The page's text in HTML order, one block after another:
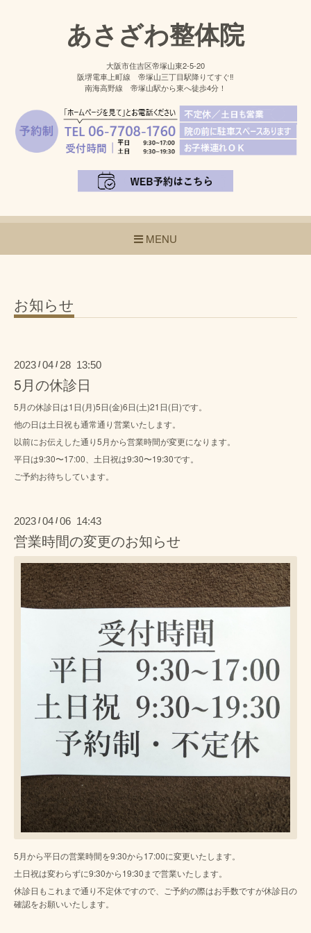
あさざわ整体院
大阪市住吉区帝塚山東2-5-20
阪堺電車上町線 帝塚山三丁目駅降りてすぐ‼
南海高野線 帝塚山駅から東へ徒歩4分！
MENU
お知らせ
2023 / 04 / 28 13:50
5月の休診日
5月の休診日は1日(月)5日(金)6日(土)21日(日)です。
他の日は土日祝も通常通り営業いたします。
以前にお伝えした通り5月から営業時間が変更になります。
平日は9:30〜17:00、土日祝は9:30〜19:30です。
ご予約お待ちしています。
2023 / 04 / 06 14:43
営業時間の変更のお知らせ
5月から平日の営業時間を9:30から17:00に変更いたします。
土日祝は変わらずに9:30から19:30まで営業いたします。
休診日もこれまで通り不定休ですので、ご予約の際はお手数ですが休診日の
確認をお願いいたします。